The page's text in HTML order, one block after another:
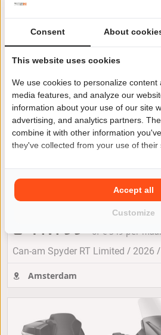
Can-Am SPYDER RT
€ 41.199 of € 549 per
Can-am Spyder RT Limited / 2026 /
Amsterdam
Consent About
This website uses cookies
We use cookies to personalize
media features, and analyze our
information about your use of our site
advertising, and analytics partners.
combine it with other information
they've collected from your use of their
Customize
Accept all